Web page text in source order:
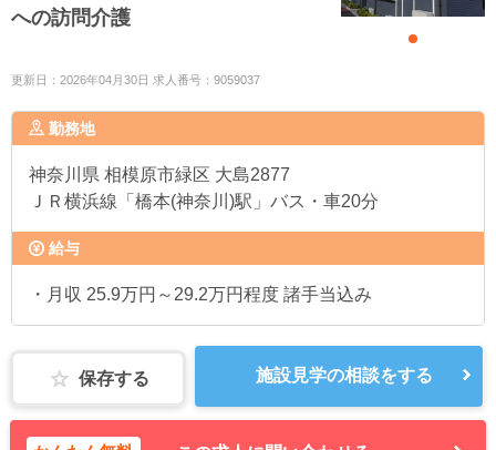
への訪問介護
更新日：2026年04月30日 求人番号：9059037
勤務地
神奈川県 相模原市緑区 大島2877
ＪＲ横浜線「橋本(神奈川)駅」バス・車20分
給与
・月収 25.9万円～29.2万円程度 諸手当込み
保存する 施設見学の相談をする